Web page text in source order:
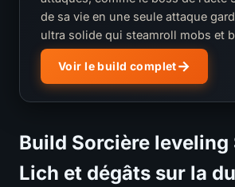
de sa vie en une seule attaque
ultra solide qui steamroll mobs et
Voir le build complet
Build Sorcière
Lich et dégâts sur la